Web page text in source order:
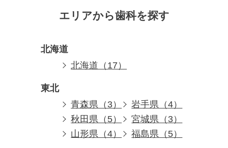
エリアから歯科を探す
北海道
北海道（17）
東北
青森県（3）
岩手県（4）
秋田県（5）
宮城県（3）
山形県（4）
福島県（5）